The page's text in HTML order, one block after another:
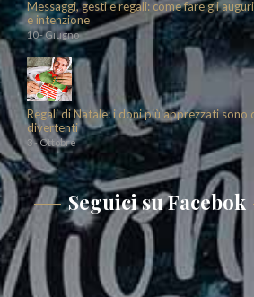
Messaggi, gesti e regali: come fare gli
e intenzione
10 - Giugno
Regali di Natale: i doni più apprezzati sono
divertenti
3 - Ottobre
Seguici su Facebok